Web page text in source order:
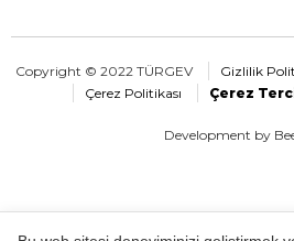
Copyright © 2022 TÜRGEV Gizlilik
Çerez Politikası
Çerez
Development by